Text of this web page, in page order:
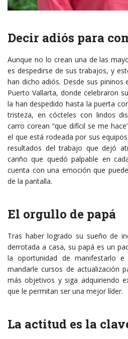
Decir adiós para
Aunque no lo crean una de las
es despedirse de sus trabajos, y
han dicho adiós. Desde sus pininos
Puerto Vallarta, donde celebraron
la han despedido hasta la puerta
tristeza, en cócteles con lindos
carro corean “que difícil se me
el que está rodeada por sus
resultados del trabajo que dejó
cariño que quedó palpable en
cuenta con una emoción que
de la pantalla.
El orgullo de papá
Tras haber logrado su sueño de
derrotada a casa, su papá es un
la oportunidad de manifestarlo
mandarle cursos de actualización
más objetivos y siga adquiriendo
que le permitan ser una mejor líder.
La actitud es la